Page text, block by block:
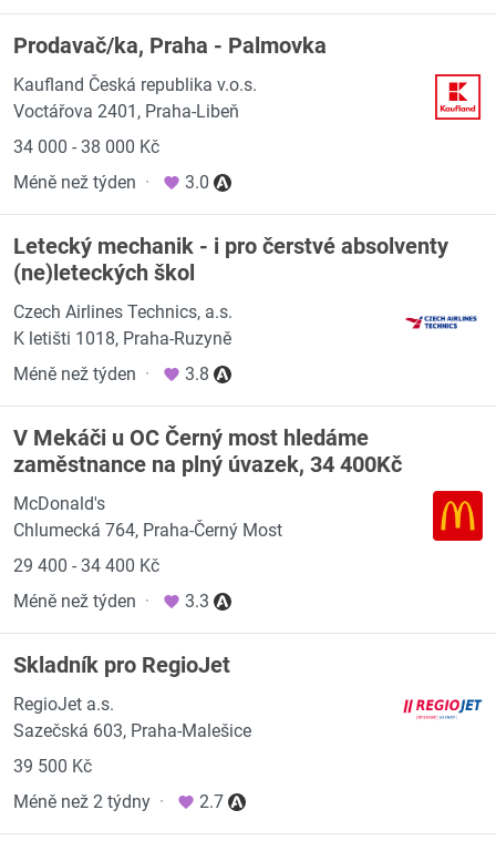
Prodavač/ka, Praha - Palmovka
Kaufland Česká republika v.o.s.
Voctářova 2401, Praha-Libeň
34 000 - 38 000 Kč
Méně než týden · 3.0
Letecký mechanik - i pro čerstvé absolventy
(ne)leteckých škol
Czech Airlines Technics, a.s.
K letišti 1018, Praha-Ruzyně
Méně než týden · 3.8
V Mekáči u OC Černý most hledáme
zaměstnance na plný úvazek, 34 400Kč
McDonald's
Chlumecká 764, Praha-Černý Most
29 400 - 34 400 Kč
Méně než týden · 3.3
Skladník pro RegioJet
RegioJet a.s.
Sazečská 603, Praha-Malešice
39 500 Kč
Méně než 2 týdny · 2.7